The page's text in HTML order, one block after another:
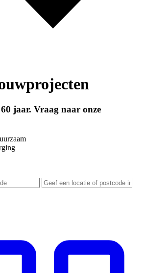
jaar. Vraag naar onze